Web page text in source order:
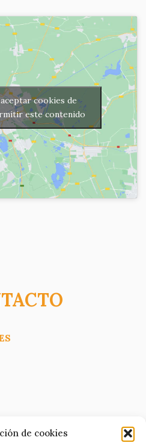
de cookies
cookies de
este contenido